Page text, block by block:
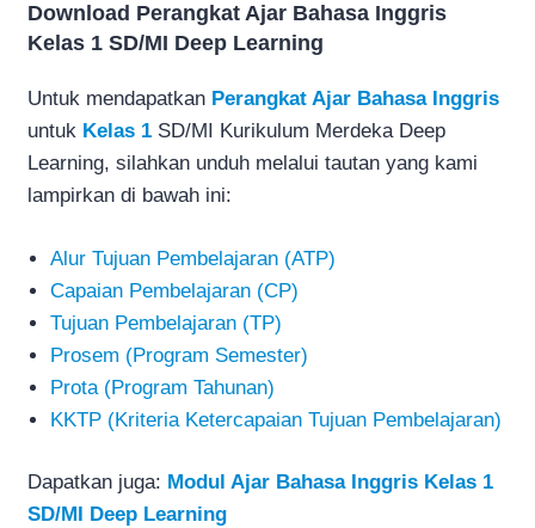
Download Perangkat Ajar Bahasa Inggris
Kelas 1 SD/MI Deep Learning
Untuk mendapatkan Perangkat Ajar Bahasa Inggris
untuk Kelas 1 SD/MI Kurikulum Merdeka Deep
Learning, silahkan unduh melalui tautan yang kami
lampirkan di bawah ini:
Alur Tujuan Pembelajaran (ATP)
Capaian Pembelajaran (CP)
Tujuan Pembelajaran (TP)
Prosem (Program Semester)
Prota (Program Tahunan)
KKTP (Kriteria Ketercapaian Tujuan Pembelajaran)
Dapatkan juga: Modul Ajar Bahasa Inggris Kelas 1
SD/MI Deep Learning